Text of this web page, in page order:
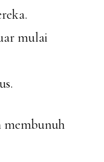
mulai
membunuh